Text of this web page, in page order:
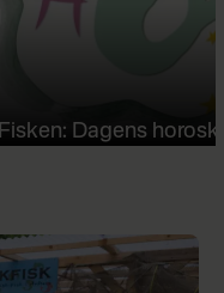
Fisken: Dagens